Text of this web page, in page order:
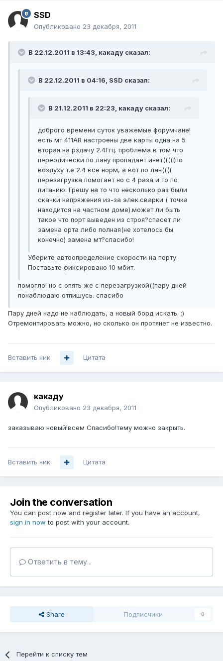
SSD
Опубликовано 23 декабря, 2011
В 22.12.2011 в 13:43, какаду сказал:
В 22.12.2011 в 04:16, SSD сказал:
В 21.12.2011 в 22:23, какаду сказал:
доброго времени суток уважемые форумчане!
есть мт 411AR настроены две карты одна на 5
вторая на рздачу 2.4Ггц. проблема в том что
переодически по лану пропадает инет(((((по
воздуху т.е 2.4 все норм, а вот по лан((((
перезагрузка помогает но с 4 раза и то по
питанию. Грешу на то что несколько раз были
скачки напряжения из-за элек.сварки ( точка
находится на частном доме).может ли быть
такое что порт выведен из строя?спасет ли
замена орта либо полная(не хотелось бы
конечно) замена мт?спасибо!
Уберите автоопределение скорости на порту.
Поставьте фиксировано 10 мбит.
помогло! но с опять же с перезагрузкой((пару дней
понаблюдаю отпишусь. спасибо
Пару дней надо не наблюдать, а новый борд искать. ;)
Отремонтировать можно, но сколько он протянет не известно.
Вставить ник Цитата
какаду
Опубликовано 23 декабря, 2011
заказываю новый!всем Спасибо!тему можно закрыть.
Вставить ник Цитата
Join the conversation
You can post now and register later. If you have an account,
sign in now to post with your account.
Ответить в тему...
Share Подписчики 0
Перейти к списку тем